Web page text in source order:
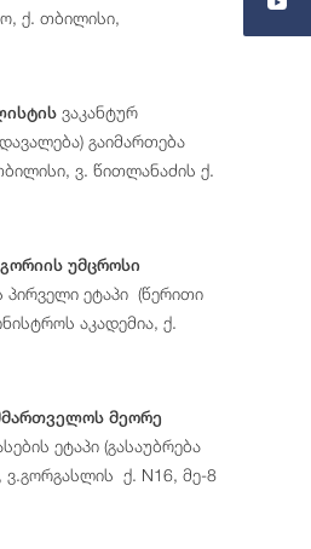
ქ. თბილისი,
ვაკანტურ
გაიმართება
ვ. წითლანაძის ქ.
უმცროსი
პირველი ეტაპი (წერითი
აკადემია, ქ.
მეორე
ეტაპი (გასაუბრება
ქ. N16, მე-8